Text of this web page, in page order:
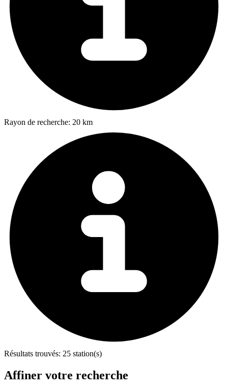
Rayon de recherche: 20 km
Résultats trouvés: 25 station(s)
Affiner votre recherche